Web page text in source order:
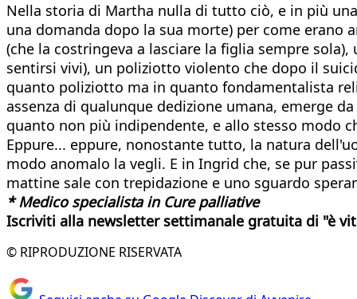
Nella storia di Martha nulla di tutto ciò, e in più
una domanda dopo la sua morte) per come erano
(che la costringeva a lasciare la figlia sempre
sentirsi vivi), un poliziotto violento che dopo il
quanto poliziotto ma in quanto fondamentalista
assenza di qualunque dedizione umana, emerge
quanto non più indipendente, e allo stesso modo
Eppure... eppure, nonostante tutto, la natura
modo anomalo la vegli. E in Ingrid che, se pur
mattine sale con trepidazione e uno sguardo
* Medico specialista in Cure palliative
Iscriviti alla newsletter settimanale gratuita di "è
© RIPRODUZIONE RISERVATA